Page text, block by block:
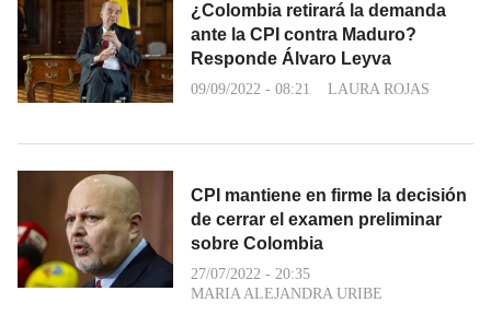
¿Colombia retirará la demanda
ante la CPI contra Maduro?
Responde Álvaro Leyva
09/09/2022 - 08:21 LAURA ROJAS
CPI mantiene en firme la decisión
de cerrar el examen preliminar
sobre Colombia
27/07/2022 - 20:35
MARIA ALEJANDRA URIBE